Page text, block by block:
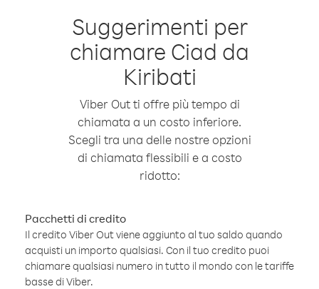
Suggerimenti per
chiamare Ciad da
Kiribati
Viber Out ti offre più tempo di
chiamata a un costo inferiore.
Scegli tra una delle nostre opzioni
di chiamata flessibili e a costo
ridotto:
Pacchetti di credito
Il credito Viber Out viene aggiunto al tuo saldo quando
acquisti un importo qualsiasi. Con il tuo credito puoi
chiamare qualsiasi numero in tutto il mondo con le tariffe
basse di Viber.